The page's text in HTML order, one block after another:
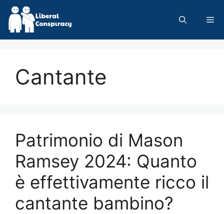
Skip
content
Cantante
Patrimonio di Mason
Ramsey 2024: Quanto
è effettivamente ricco il
cantante bambino?